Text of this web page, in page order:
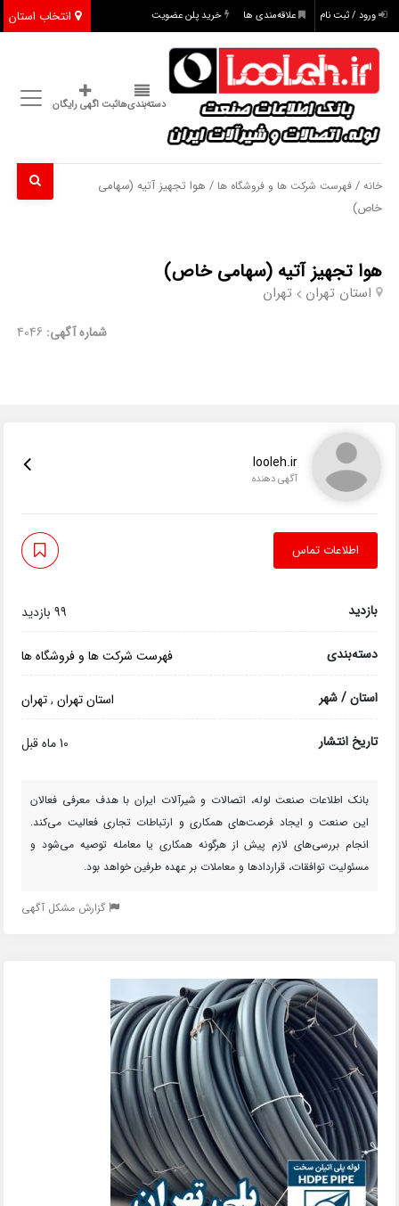
انتخاب استان ورود / ثبت نام علاقه‌مندی ها خرید پلن عضویت
دسته‌بندی‌هاثبت اگهی رایگان
خانه /فهرست شرکت ها و فروشگاه ها / هوا تجهیز آتیه (سهامی
خاص)
هوا تجهیز آتیه (سهامی خاص)
استان تهران تهران
شماره آگهی: 4046
looleh.ir
آگهی دهنده
اطلاعات تماس
بازدید 99 بازدید
دسته‌بندی فهرست شرکت ها و فروشگاه ها
استان / شهر استان تهران,تهران
تاریخ انتشار 10 ماه قبل
بانک اطلاعات صنعت لوله، اتصالات و شیرآلات ایران با هدف معرفی فعالان
این صنعت و ایجاد فرصت‌های همکاری و ارتباطات تجاری فعالیت می‌کند.
انجام بررسی‌های لازم پیش از هرگونه همکاری یا معامله توصیه می‌شود و
مسئولیت توافقات، قراردادها و معاملات بر عهده طرفین خواهد بود.
گزارش مشکل آگهی